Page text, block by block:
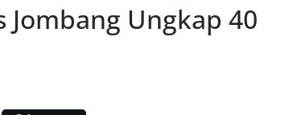
Ungkap 40